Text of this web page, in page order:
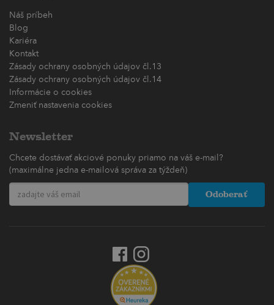
Náš príbeh
Blog
Kariéra
Kontakt
Zásady ochrany osobných údajov čl.13
Zásady ochrany osobných údajov čl.14
Informácie o cookies
Zmeniť nastavenia cookies
Newsletter
Chcete dostávať akciové ponuky priamo na váš e-mail?
(maximálne jedna e-mailová správa za týždeň)
Odoberať